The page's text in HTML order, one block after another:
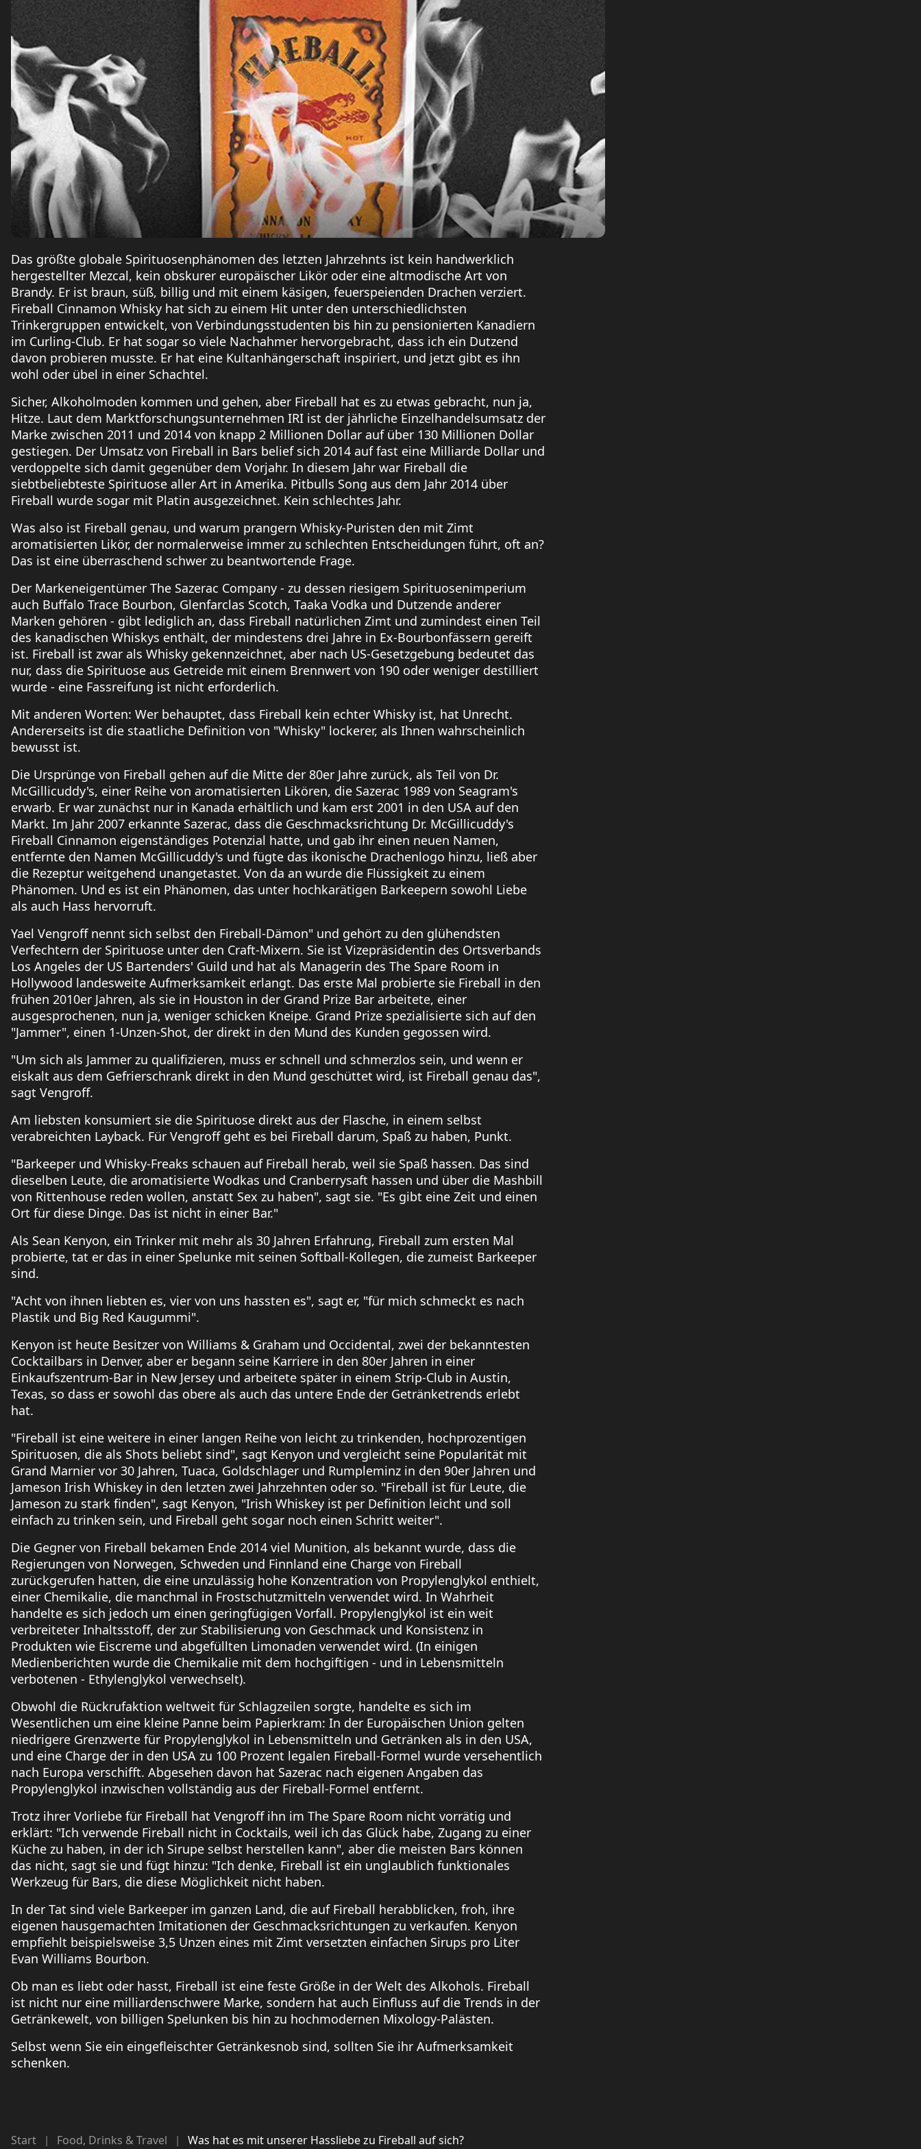
Das größte globale Spirituosenphänomen des letzten Jahrzehnts ist kein handwerklich
hergestellter Mezcal, kein obskurer europäischer Likör oder eine altmodische Art von
Brandy. Er ist braun, süß, billig und mit einem käsigen, feuerspeienden Drachen verziert.
Fireball Cinnamon Whisky hat sich zu einem Hit unter den unterschiedlichsten
Trinkergruppen entwickelt, von Verbindungsstudenten bis hin zu pensionierten Kanadiern
im Curling-Club. Er hat sogar so viele Nachahmer hervorgebracht, dass ich ein Dutzend
davon probieren musste. Er hat eine Kultanhängerschaft inspiriert, und jetzt gibt es ihn
wohl oder übel in einer Schachtel.
Sicher, Alkoholmoden kommen und gehen, aber Fireball hat es zu etwas gebracht, nun ja,
Hitze. Laut dem Marktforschungsunternehmen IRI ist der jährliche Einzelhandelsumsatz der
Marke zwischen 2011 und 2014 von knapp 2 Millionen Dollar auf über 130 Millionen Dollar
gestiegen. Der Umsatz von Fireball in Bars belief sich 2014 auf fast eine Milliarde Dollar und
verdoppelte sich damit gegenüber dem Vorjahr. In diesem Jahr war Fireball die
siebtbeliebteste Spirituose aller Art in Amerika. Pitbulls Song aus dem Jahr 2014 über
Fireball wurde sogar mit Platin ausgezeichnet. Kein schlechtes Jahr.
Was also ist Fireball genau, und warum prangern Whisky-Puristen den mit Zimt
aromatisierten Likör, der normalerweise immer zu schlechten Entscheidungen führt, oft an?
Das ist eine überraschend schwer zu beantwortende Frage.
Der Markeneigentümer The Sazerac Company - zu dessen riesigem Spirituosenimperium
auch Buffalo Trace Bourbon, Glenfarclas Scotch, Taaka Vodka und Dutzende anderer
Marken gehören - gibt lediglich an, dass Fireball natürlichen Zimt und zumindest einen Teil
des kanadischen Whiskys enthält, der mindestens drei Jahre in Ex-Bourbonfässern gereift
ist. Fireball ist zwar als Whisky gekennzeichnet, aber nach US-Gesetzgebung bedeutet das
nur, dass die Spirituose aus Getreide mit einem Brennwert von 190 oder weniger destilliert
wurde - eine Fassreifung ist nicht erforderlich.
Mit anderen Worten: Wer behauptet, dass Fireball kein echter Whisky ist, hat Unrecht.
Andererseits ist die staatliche Definition von "Whisky" lockerer, als Ihnen wahrscheinlich
bewusst ist.
Die Ursprünge von Fireball gehen auf die Mitte der 80er Jahre zurück, als Teil von Dr.
McGillicuddy's, einer Reihe von aromatisierten Likören, die Sazerac 1989 von Seagram's
erwarb. Er war zunächst nur in Kanada erhältlich und kam erst 2001 in den USA auf den
Markt. Im Jahr 2007 erkannte Sazerac, dass die Geschmacksrichtung Dr. McGillicuddy's
Fireball Cinnamon eigenständiges Potenzial hatte, und gab ihr einen neuen Namen,
entfernte den Namen McGillicuddy's und fügte das ikonische Drachenlogo hinzu, ließ aber
die Rezeptur weitgehend unangetastet. Von da an wurde die Flüssigkeit zu einem
Phänomen. Und es ist ein Phänomen, das unter hochkarätigen Barkeepern sowohl Liebe
als auch Hass hervorruft.
Yael Vengroff nennt sich selbst den Fireball-Dämon" und gehört zu den glühendsten
Verfechtern der Spirituose unter den Craft-Mixern. Sie ist Vizepräsidentin des Ortsverbands
Los Angeles der US Bartenders' Guild und hat als Managerin des The Spare Room in
Hollywood landesweite Aufmerksamkeit erlangt. Das erste Mal probierte sie Fireball in den
frühen 2010er Jahren, als sie in Houston in der Grand Prize Bar arbeitete, einer
ausgesprochenen, nun ja, weniger schicken Kneipe. Grand Prize spezialisierte sich auf den
"Jammer", einen 1-Unzen-Shot, der direkt in den Mund des Kunden gegossen wird.
"Um sich als Jammer zu qualifizieren, muss er schnell und schmerzlos sein, und wenn er
eiskalt aus dem Gefrierschrank direkt in den Mund geschüttet wird, ist Fireball genau das",
sagt Vengroff.
Am liebsten konsumiert sie die Spirituose direkt aus der Flasche, in einem selbst
verabreichten Layback. Für Vengroff geht es bei Fireball darum, Spaß zu haben, Punkt.
"Barkeeper und Whisky-Freaks schauen auf Fireball herab, weil sie Spaß hassen. Das sind
dieselben Leute, die aromatisierte Wodkas und Cranberrysaft hassen und über die Mashbill
von Rittenhouse reden wollen, anstatt Sex zu haben", sagt sie. "Es gibt eine Zeit und einen
Ort für diese Dinge. Das ist nicht in einer Bar."
Als Sean Kenyon, ein Trinker mit mehr als 30 Jahren Erfahrung, Fireball zum ersten Mal
probierte, tat er das in einer Spelunke mit seinen Softball-Kollegen, die zumeist Barkeeper
sind.
"Acht von ihnen liebten es, vier von uns hassten es", sagt er, "für mich schmeckt es nach
Plastik und Big Red Kaugummi".
Kenyon ist heute Besitzer von Williams & Graham und Occidental, zwei der bekanntesten
Cocktailbars in Denver, aber er begann seine Karriere in den 80er Jahren in einer
Einkaufszentrum-Bar in New Jersey und arbeitete später in einem Strip-Club in Austin,
Texas, so dass er sowohl das obere als auch das untere Ende der Getränketrends erlebt
hat.
"Fireball ist eine weitere in einer langen Reihe von leicht zu trinkenden, hochprozentigen
Spirituosen, die als Shots beliebt sind", sagt Kenyon und vergleicht seine Popularität mit
Grand Marnier vor 30 Jahren, Tuaca, Goldschlager und Rumpleminz in den 90er Jahren und
Jameson Irish Whiskey in den letzten zwei Jahrzehnten oder so. "Fireball ist für Leute, die
Jameson zu stark finden", sagt Kenyon, "Irish Whiskey ist per Definition leicht und soll
einfach zu trinken sein, und Fireball geht sogar noch einen Schritt weiter".
Die Gegner von Fireball bekamen Ende 2014 viel Munition, als bekannt wurde, dass die
Regierungen von Norwegen, Schweden und Finnland eine Charge von Fireball
zurückgerufen hatten, die eine unzulässig hohe Konzentration von Propylenglykol enthielt,
einer Chemikalie, die manchmal in Frostschutzmitteln verwendet wird. In Wahrheit
handelte es sich jedoch um einen geringfügigen Vorfall. Propylenglykol ist ein weit
verbreiteter Inhaltsstoff, der zur Stabilisierung von Geschmack und Konsistenz in
Produkten wie Eiscreme und abgefüllten Limonaden verwendet wird. (In einigen
Medienberichten wurde die Chemikalie mit dem hochgiftigen - und in Lebensmitteln
verbotenen - Ethylenglykol verwechselt).
Obwohl die Rückrufaktion weltweit für Schlagzeilen sorgte, handelte es sich im
Wesentlichen um eine kleine Panne beim Papierkram: In der Europäischen Union gelten
niedrigere Grenzwerte für Propylenglykol in Lebensmitteln und Getränken als in den USA,
und eine Charge der in den USA zu 100 Prozent legalen Fireball-Formel wurde versehentlich
nach Europa verschifft. Abgesehen davon hat Sazerac nach eigenen Angaben das
Propylenglykol inzwischen vollständig aus der Fireball-Formel entfernt.
Trotz ihrer Vorliebe für Fireball hat Vengroff ihn im The Spare Room nicht vorrätig und
erklärt: "Ich verwende Fireball nicht in Cocktails, weil ich das Glück habe, Zugang zu einer
Küche zu haben, in der ich Sirupe selbst herstellen kann", aber die meisten Bars können
das nicht, sagt sie und fügt hinzu: "Ich denke, Fireball ist ein unglaublich funktionales
Werkzeug für Bars, die diese Möglichkeit nicht haben.
In der Tat sind viele Barkeeper im ganzen Land, die auf Fireball herabblicken, froh, ihre
eigenen hausgemachten Imitationen der Geschmacksrichtungen zu verkaufen. Kenyon
empfiehlt beispielsweise 3,5 Unzen eines mit Zimt versetzten einfachen Sirups pro Liter
Evan Williams Bourbon.
Ob man es liebt oder hasst, Fireball ist eine feste Größe in der Welt des Alkohols. Fireball
ist nicht nur eine milliardenschwere Marke, sondern hat auch Einfluss auf die Trends in der
Getränkewelt, von billigen Spelunken bis hin zu hochmodernen Mixology-Palästen.
Selbst wenn Sie ein eingefleischter Getränkesnob sind, sollten Sie ihr Aufmerksamkeit
schenken.
Start | Food, Drinks & Travel | Was hat es mit unserer Hassliebe zu Fireball auf sich?